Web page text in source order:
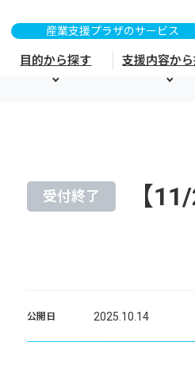
目的から探す 支援内容か
受付終了 【
公開日 2025.10.14